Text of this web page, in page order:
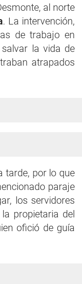
al norte
. La intervención,
de trabajo en
la vida de
atrapados
tarde, por lo que
paraje
los servidores
propietaria del
ofició de guía